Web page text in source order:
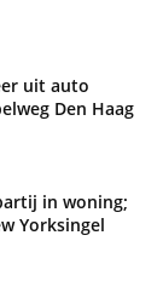
uit auto
Den Haag
in woning;
Yorksingel